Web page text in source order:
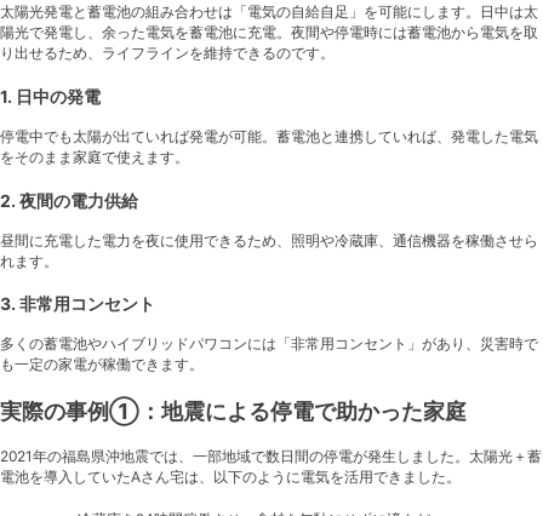
太陽光発電と蓄電池の組み合わせは「電気の自給自足」を可能にします。日中は太
陽光で発電し、余った電気を蓄電池に充電。夜間や停電時には蓄電池から電気を取
り出せるため、ライフラインを維持できるのです。
1. 日中の発電
停電中でも太陽が出ていれば発電が可能。蓄電池と連携していれば、発電した電気
をそのまま家庭で使えます。
2. 夜間の電力供給
昼間に充電した電力を夜に使用できるため、照明や冷蔵庫、通信機器を稼働させら
れます。
3. 非常用コンセント
多くの蓄電池やハイブリッドパワコンには「非常用コンセント」があり、災害時で
も一定の家電が稼働できます。
実際の事例①：地震による停電で助かった家庭
2021年の福島県沖地震では、一部地域で数日間の停電が発生しました。太陽光＋蓄
電池を導入していたAさん宅は、以下のように電気を活用できました。